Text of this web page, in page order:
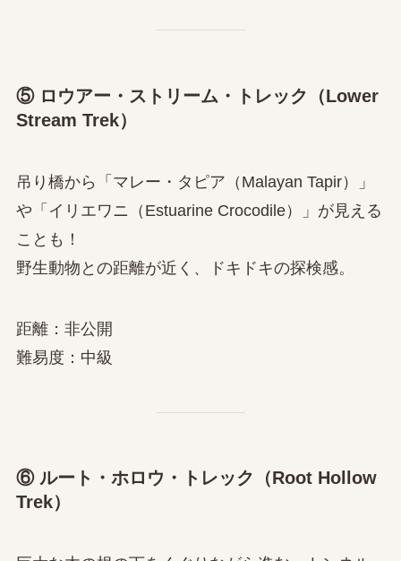
⑤ ロウアー・ストリーム・トレック（Lower
Stream Trek）
吊り橋から「マレー・タピア（Malayan Tapir）」
や「イリエワニ（Estuarine Crocodile）」が見える
ことも！
野生動物との距離が近く、ドキドキの探検感。
距離：非公開
難易度：中級
⑥ ルート・ホロウ・トレック（Root Hollow
Trek）